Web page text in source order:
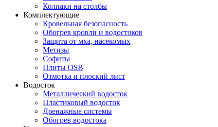
Колпаки на столбы
Комплектующие
Кровельная безопасность
Обогрев кровли и водостоков
Защита от мха, насекомых
Метизы
Софиты
Плиты OSB
Отмотка и плоский лист
Водосток
Металлический водосток
Пластиковый водосток
Дренажные системы
Обогрев водостока